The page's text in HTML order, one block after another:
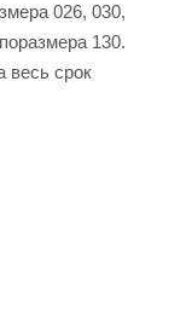
026, 030,
130.
весь срок